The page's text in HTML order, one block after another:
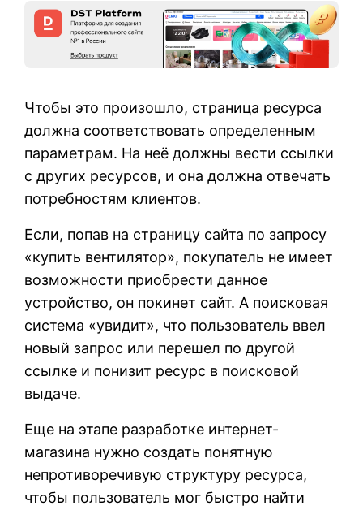
Чтобы это произошло, страница ресурса
должна соответствовать определенным
параметрам. На неё должны вести ссылки
с других ресурсов, и она должна отвечать
потребностям клиентов.
Если, попав на страницу сайта по запросу
«купить вентилятор», покупатель не имеет
возможности приобрести данное
устройство, он покинет сайт. А поисковая
система «увидит», что пользователь ввел
новый запрос или перешел по другой
ссылке и понизит ресурс в поисковой
выдаче.
Еще на этапе разработке интернет-
магазина нужно создать понятную
непротиворечивую структуру ресурса,
чтобы пользователь мог быстро найти